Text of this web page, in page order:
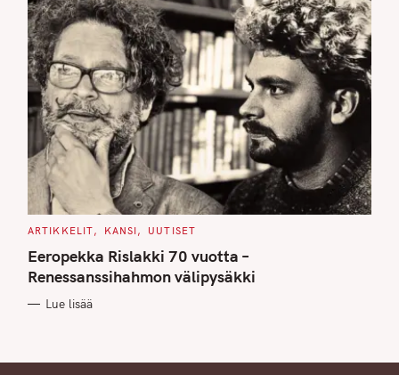
C
T
E
G
O
I
ARTIKKELIT KANSI UUTISET
Eeropekka Rislakki 70 vuotta –
Renessanssihahmon välipysäkki
Lue lisää